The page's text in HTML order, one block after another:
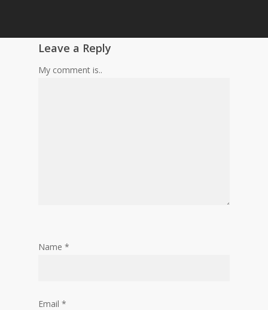
Leave a Reply
My comment is..
Name *
Email *